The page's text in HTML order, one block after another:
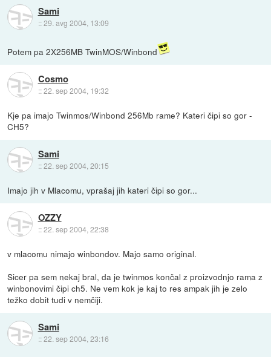
Sami
::29. avg 2004, 13:09
Potem pa 2X256MB TwinMOS/Winbond
Cosmo
::22. sep 2004, 19:32
Kje pa imajo Twinmos/Winbond 256Mb rame? Kateri čipi so gor -
CH5?
Sami
::22. sep 2004, 20:15
Imajo jih v Mlacomu, vprašaj jih kateri čipi so gor...
OZZY
::22. sep 2004, 22:38
v mlacomu nimajo winbondov. Majo samo original.
Sicer pa sem nekaj bral, da je twinmos končal z proizvodnjo rama z
winbonovimi čipi ch5. Ne vem kok je kaj to res ampak jih je zelo
težko dobit tudi v nemčiji.
Sami
::22. sep 2004, 23:16